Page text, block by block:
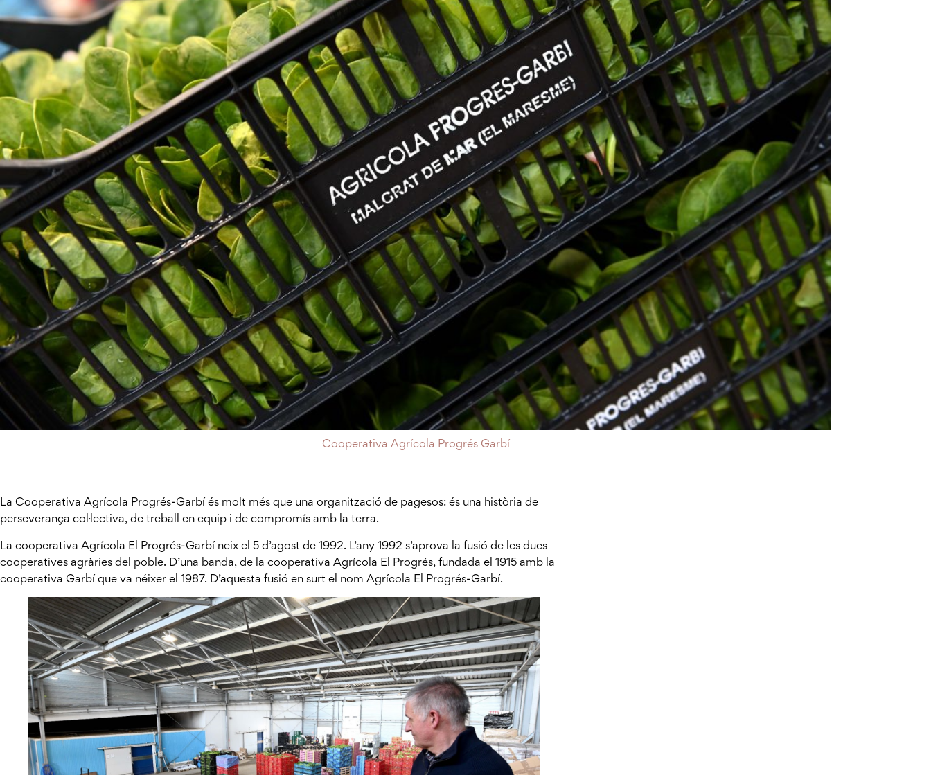
Cooperativa Agrícola Progrés Garbí
La Cooperativa Agrícola Progrés-Garbí és molt més que una organització de pagesos: és una història de
perseverança col·lectiva, de treball en equip i de compromís amb la terra.
La cooperativa Agrícola El Progrés-Garbí neix el 5 d’agost de 1992. L’any 1992 s’aprova la fusió de les dues
cooperatives agràries del poble. D’una banda, de la cooperativa Agrícola El Progrés, fundada el 1915 amb la
cooperativa Garbí que va néixer el 1987. D’aquesta fusió en surt el nom Agrícola El Progrés-Garbí.